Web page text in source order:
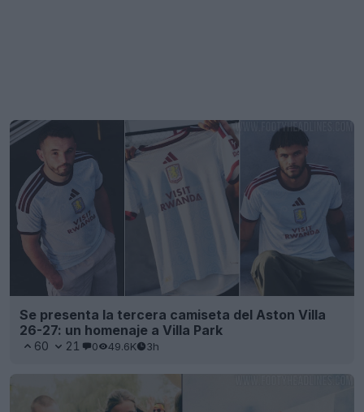
Se presenta la tercera camiseta del Aston Villa
26-27: un homenaje a Villa Park
60 21 0 49.6K 3h